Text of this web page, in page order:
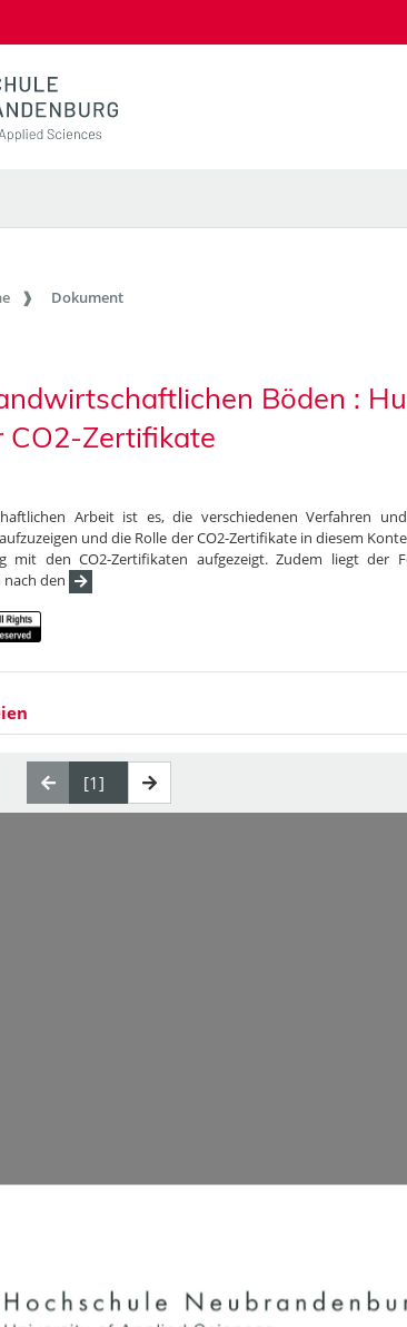
Dokument
Böden :
CO2-Zertifikate
Arbeit ist es, die verschiedenen Verfahren
und die Rolle der CO2-Zertifikate in diesem
mit den CO2-Zertifikaten aufgezeigt. Zudem liegt der
den